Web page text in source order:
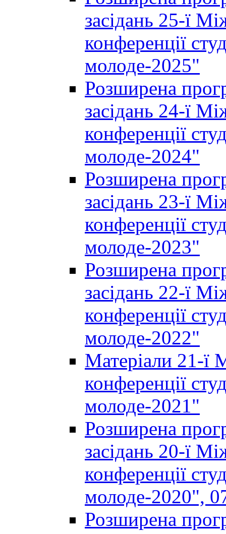
засідань 25-ї
конференції
молоде-2025"
Розширена
засідань 24-ї
конференції
молоде-2024"
Розширена
засідань 23-ї
конференції
молоде-2023"
Розширена
засідань 22-ї
конференції
молоде-2022"
Матеріали 21-ї
конференції
молоде-2021"
Розширена
засідань 20-ї
конференції
молоде-2020",
Розширена